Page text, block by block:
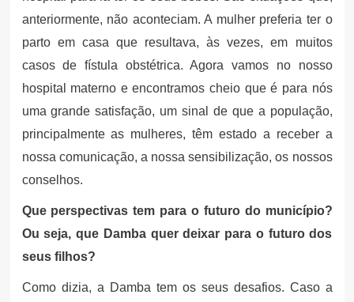
anteriormente, não aconteciam. A mulher preferia ter o
parto em casa que resultava, às vezes, em muitos
casos de fístula obstétrica. Agora vamos no nosso
hospital materno e encontramos cheio que é para nós
uma grande satisfação, um sinal de que a população,
principalmente as mulheres, têm estado a receber a
nossa comunicação, a nossa sensibilização, os nossos
conselhos.
Que perspectivas tem para o futuro do município?
Ou seja, que Damba quer deixar para o futuro dos
seus filhos?
Como dizia, a Damba tem os seus desafios. Caso a